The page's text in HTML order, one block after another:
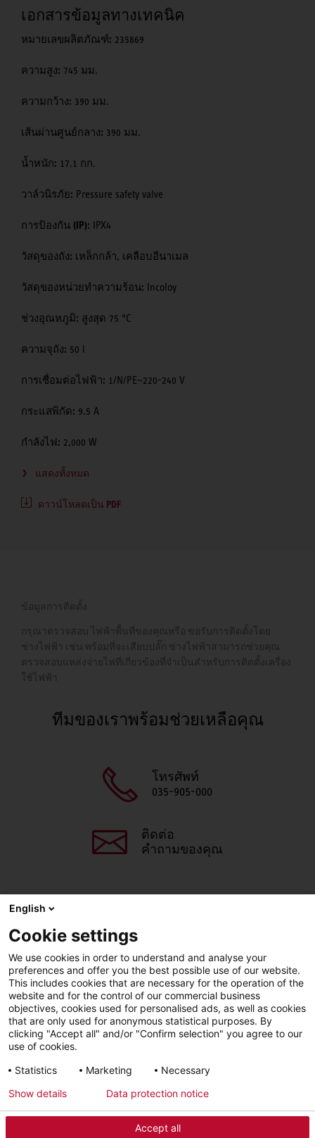
เอกสารข้อมูลทางเทคนิค
หมายเลขผลิตภัณฑ์: 235869
ความสูง: 745 มม.
ความกว้าง: 390 มม.
เส้นผ่านศูนย์กลาง: 390 มม.
น้ำหนัก: 17.1 กก.
วาล์วนิรภัย: Pressure safety valve
การป้องกัน (IP): IPX4
วัสดุของถัง: เหล็กกล้า, เคลือบอีนาเมล
วัสดุของหน่วยทำความร้อน: Incoloy
ช่วงอุณหภูมิ: สูงสุด 75 °C
ความจุถัง: 50 l
การเชื่อมต่อไฟฟ้า: 1/N/PE~220-240 V
กระแสพิกัด: 9.5 A
กำลังไฟ: 2,000 W
แสดงทั้งหมด
ดาวน์โหลดเป็น PDF
ข้อมูลการติดตั้ง
กรุณาตรวจสอบ ไฟฟ้าพื้นที่ของคุณหรือ ขอรับการติดตั้งโดย
ช่างไฟฟ้า เช่น พร้อมที่จะเสียบปลั๊ก ช่างไฟฟ้าสามารถช่วยคุณ
ตรวจสอบแหล่งจ่ายไฟที่เกี่ยวข้องที่จำเป็นสำหรับการติดตั้งเครื่อง
ใช้ไฟฟ้า
ทีมของเราพร้อมช่วยเหลือคุณ
โทรศัพท์
035-905-000
ติดต่อ
คำถามของคุณ
FacebookX LinkedIn Line
การเข้าถึง วิธีใช้ สิทธิส่วนบุคคล
LinkedIn Facebook YouTube
English
Cookie settings
We use cookies in order to understand and analyse your
preferences and offer you the best possible use of our website.
This includes cookies that are necessary for the operation of the
website and for the control of our commercial business
objectives, cookies used for personalised ads, as well as cookies
that are only used for anonymous statistical purposes. By
clicking "Accept all" and/or "Confirm selection" you agree to our
use of cookies.
Statistics
Marketing Necessary
Accept all
Show details Data protection notice